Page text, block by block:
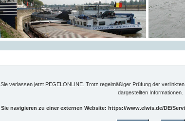
Sie verlassen jetzt PEGELONLINE. Trotz regelmäßiger Prüfung der
dargestellten Informationen.
Sie navigieren zu einer externen Website: https://www.elwis.de/DE/